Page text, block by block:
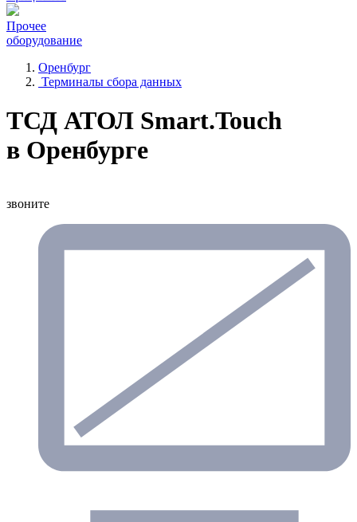
Прочее
оборудование
Оренбург
Терминалы сбора данных
ТСД АТОЛ Smart.Touch
в Оренбурге
звоните